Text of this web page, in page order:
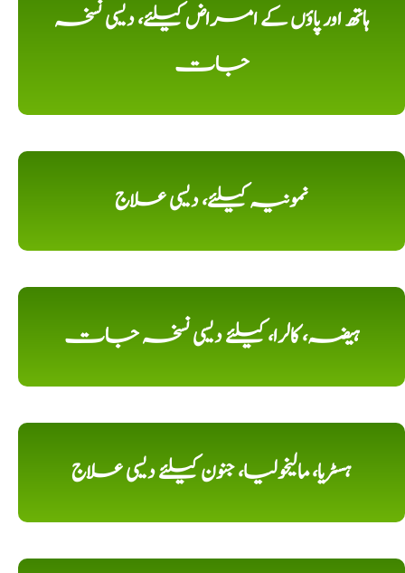
ہاتھ اور پاؤں کے امراض کیلئے، دیسی نسخہ
جات
نمونیہ کیلئے، دیسی علاج
ہیضہ، کالرا، کیلئے دیسی نسخہ جات
ہسٹریا، مالیخولیا، جنون کیلئے دیسی علاج